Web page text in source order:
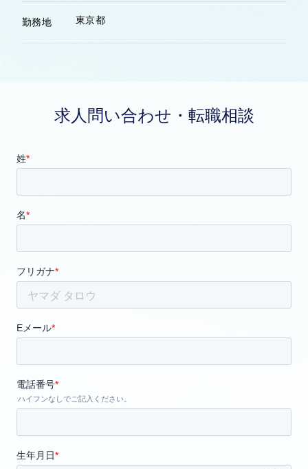
勤務地 東京都
求人問い合わせ・転職相談